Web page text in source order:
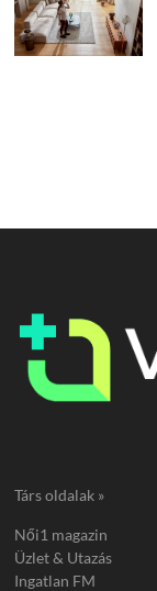
Társ oldalak »
Női1 magazin
Üzlet & Utazás
Ingatlan FM